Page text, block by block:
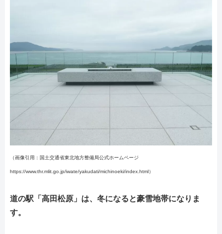
（画像引用：国土交通省東北地方整備局公式ホームページ
https://www.thr.mlit.go.jp/iwate/yakudati/michinoeki/index.html）
道の駅「高田松原」は、冬になると豪雪地帯になりま
す。